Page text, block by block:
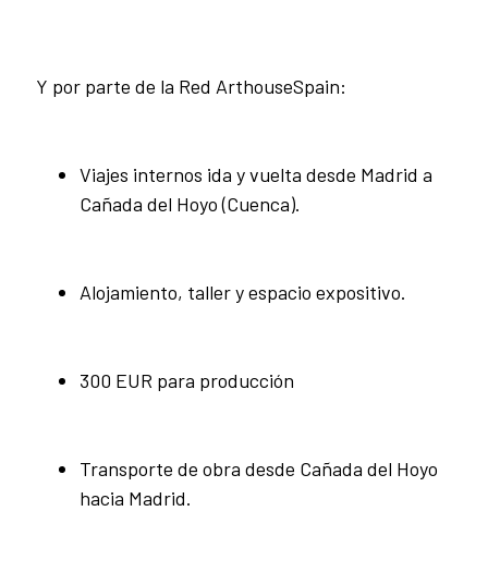
Y por parte de la Red ArthouseSpain:
Viajes internos ida y vuelta desde Madrid a
Cañada del Hoyo (Cuenca).
Alojamiento, taller y espacio expositivo.
300 EUR para producción
Transporte de obra desde Cañada del Hoyo
hacia Madrid.